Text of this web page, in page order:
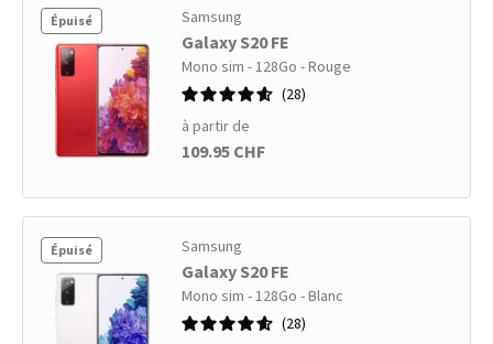
Épuisé Samsung
Galaxy S20 FE
Mono sim - 128Go - Rouge
28
à partir de
109.95 CHF
Épuisé Samsung
Galaxy S20 FE
Mono sim - 128Go - Blanc
28